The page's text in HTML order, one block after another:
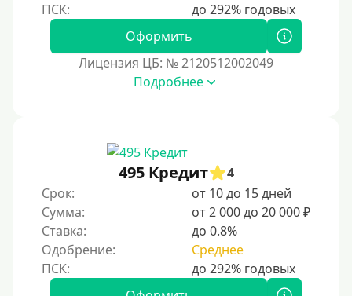
Без предоплат
Без электронной почты
С автоматическим одобрением
Без номера телефона
Без звонков и проверок
Ночью
На карту круглосуточно
24/7
Деньги в долг
Оформить
Лицензия ЦБ: № 2120512002049
Подробнее
495 Кредит
4
Срок:
от 10 до 15 дней
Сумма:
от 2 000 до 20 000 ₽
Ставка:
до 0.8%
Одобрение:
Среднее